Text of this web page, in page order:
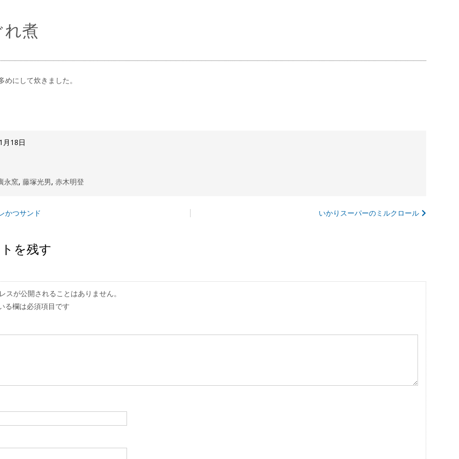
煮
めにして炊きました。
月18日
永窯,藤塚光男,赤木明登
いかりスーパーのミルクロール
かつサンド
を残す
スが公開されることはありません。
る欄は必須項目です